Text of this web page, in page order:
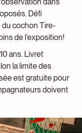
Stewart
technique,
Défi
du cochon Tire-
de l’exposition!
ans. Livret
la limite des
est gratuite pour
doivent